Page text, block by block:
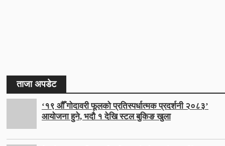
ताजा अपडेट
‘१९ औँ गोदावरी फूलको प्रतिस्पर्धात्मक प्रदर्शनी २०८३’
आयोजना हुने, भदौ १ देखि स्टल बुकिङ खुला